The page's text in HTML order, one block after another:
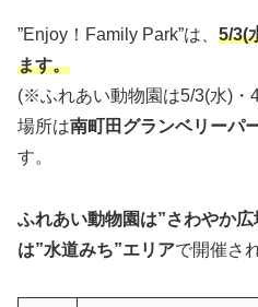
”Enjoy！Family Park”は、 5/3(
ます。
(※ふれあい動物園は5/3(水)・
場所は南町田グランベリーパ
す。
ふれあい動物園は”さわやか広
は”水道みち”エリアで開催さ